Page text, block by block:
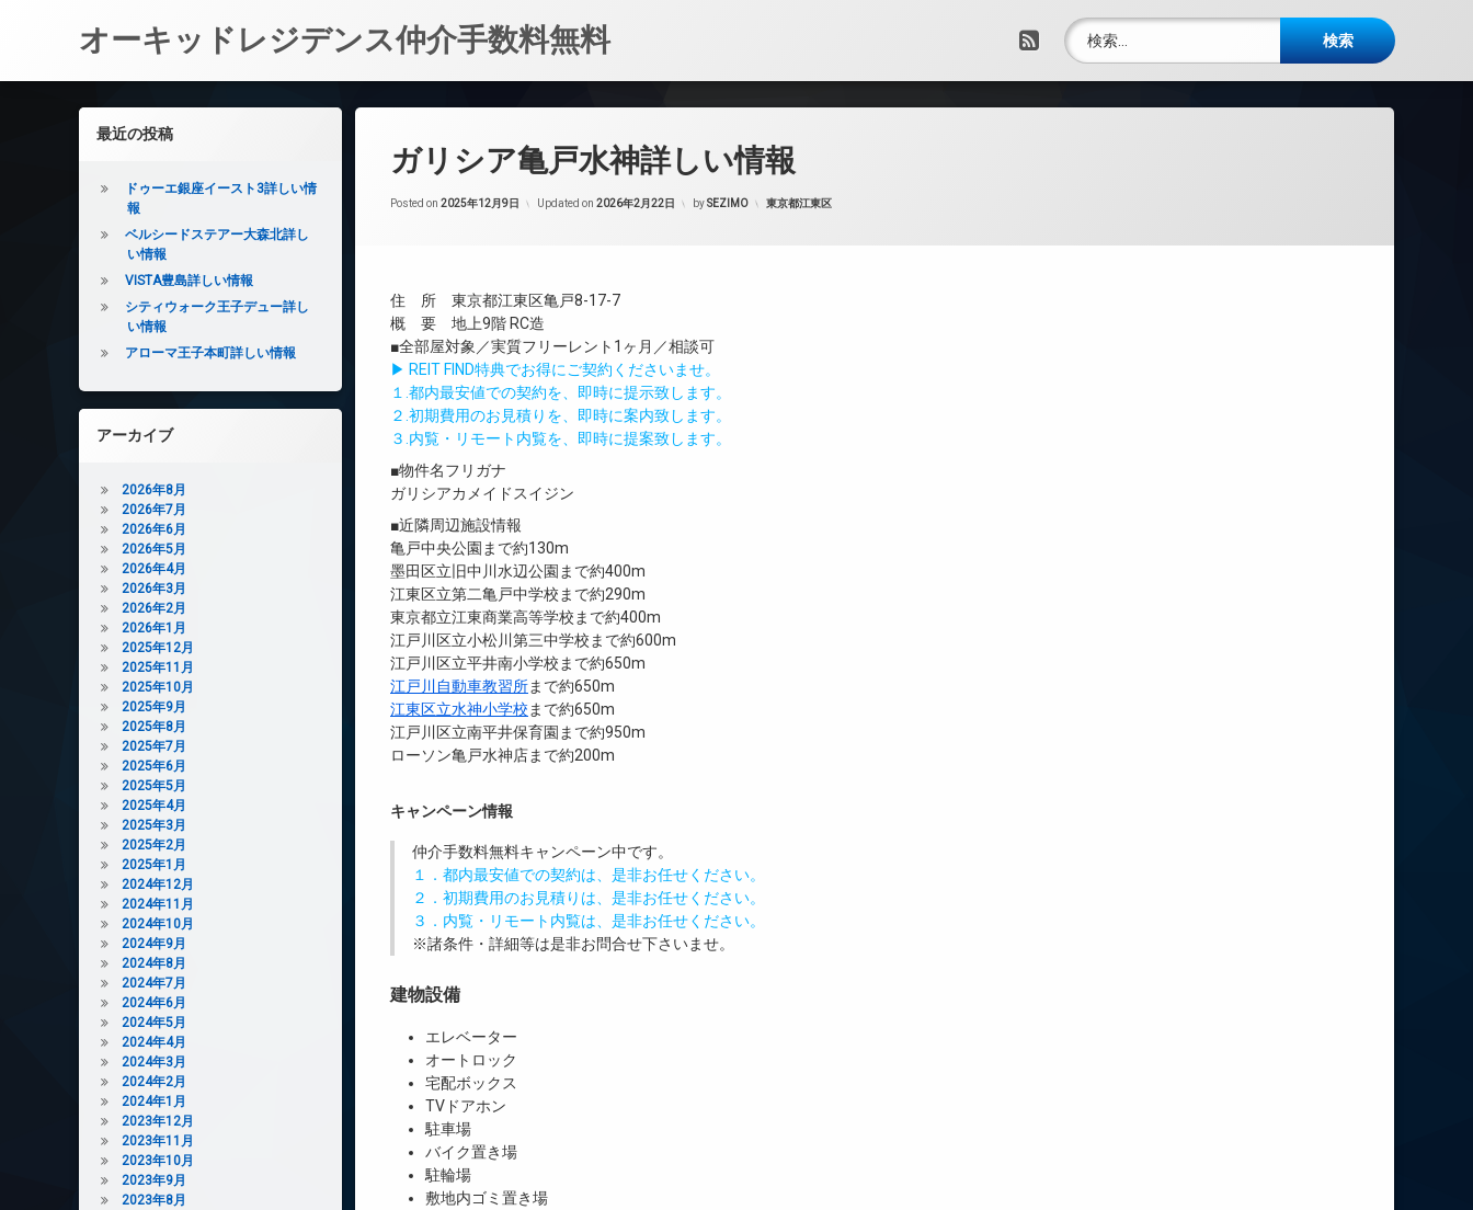
オーキッドレジデンス仲介手数料無料 RSS
検索:
ガリシア亀戸水神詳しい情報
Posted on 2025年12月9日 Updated on 2026年2月22日 bySEZIMO カテゴリー:
東京都江東区
住 所 東京都江東区亀戸8-17-7
概 要 地上9階 RC造
■全部屋対象／実質フリーレント1ヶ月／相談可
▶ REIT FIND特典でお得にご契約くださいませ。
１.都内最安値での契約を、即時に提示致します。
２.初期費用のお見積りを、即時に案内致します。
３.内覧・リモート内覧を、即時に提案致します。
■物件名フリガナ
ガリシアカメイドスイジン
■近隣周辺施設情報
亀戸中央公園まで約130m
墨田区立旧中川水辺公園まで約400m
江東区立第二亀戸中学校まで約290m
東京都立江東商業高等学校まで約400m
江戸川区立小松川第三中学校まで約600m
江戸川区立平井南小学校まで約650m
江戸川自動車教習所まで約650m
江東区立水神小学校 まで約650m
江戸川区立南平井保育園まで約950m
ローソン亀戸水神店まで約200m
キャンペーン情報
仲介手数料無料キャンペーン中です。
１．都内最安値での契約は、是非お任せください。
２．初期費用のお見積りは、是非お任せください。
３．内覧・リモート内覧は、是非お任せください。
※諸条件・詳細等は是非お問合せ下さいませ。
建物設備
エレベーター
オートロック
宅配ボックス
TVドアホン
駐車場
バイク置き場
駐輪場
敷地内ゴミ置き場
左サイドバー
最近の投稿
ドゥーエ銀座イースト3詳しい情
報
ベルシードステアー大森北詳し
い情報
VISTA豊島詳しい情報
シティウォーク王子デュー詳し
い情報
アローマ王子本町詳しい情報
アーカイブ
2026年8月
2026年7月
2026年6月
2026年5月
2026年4月
2026年3月
2026年2月
2026年1月
2025年12月
2025年11月
2025年10月
2025年9月
2025年8月
2025年7月
2025年6月
2025年5月
2025年4月
2025年3月
2025年2月
2025年1月
2024年12月
2024年11月
2024年10月
2024年9月
2024年8月
2024年7月
2024年6月
2024年5月
2024年4月
2024年3月
2024年2月
2024年1月
2023年12月
2023年11月
2023年10月
2023年9月
2023年8月